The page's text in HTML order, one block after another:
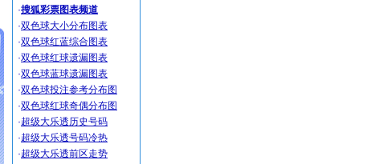
·搜狐彩票图表频道
·双色球大小分布图表
·双色球红蓝综合图表
·双色球红球遗漏图表
·双色球蓝球遗漏图表
·双色球投注参考分布图
·双色球红球奇偶分布图
·超级大乐透历史号码
·超级大乐透号码冷热
·超级大乐透前区走势